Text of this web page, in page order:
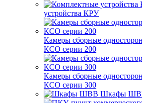
устройства КРУ
Камеры сборные
КСО серии 200
Камеры сборные
КСО серии 300
Шкафы